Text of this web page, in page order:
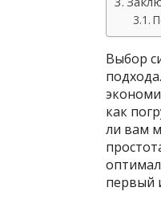
Выбор
как
ли вам
первый